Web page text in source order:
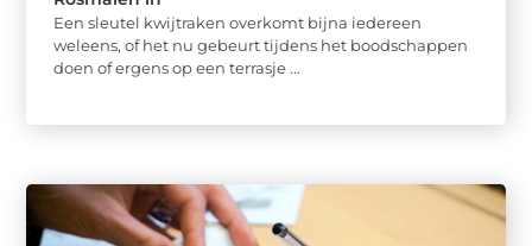
Een sleutel kwijtraken overkomt bijna iedereen
weleens, of het nu gebeurt tijdens het boodschappen
doen of ergens op een terrasje ...